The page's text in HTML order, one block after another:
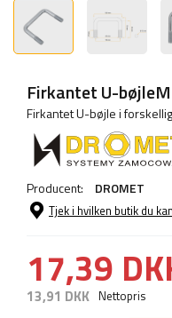
Firkantet U-
Firkantet U-bøjle i
Producent: DROMET
Tjek i hvilken butik du
17,39
13,91 DKK Nettopris